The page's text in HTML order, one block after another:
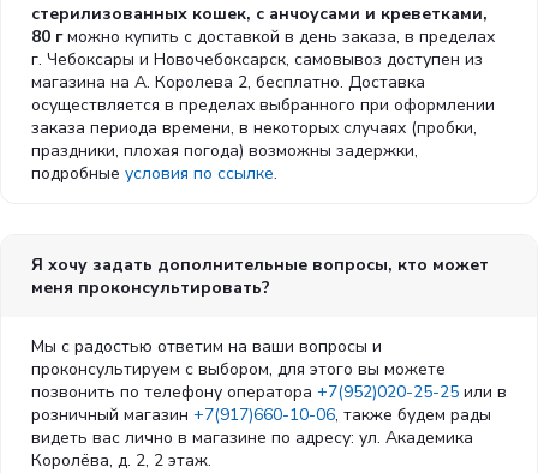
Содержание питательных веществ на 1 кг : сырой протеин
10,5%, сырой жир 4%, сырая клетчатка 0,3%, зола 1,5%,
влажность 80%.
Энергетическая ценность на 100 г: 92 ккал/385 кДж.
Добавленные вещества: витамин А - мин. 7500 МЕ/кг,
витамин D - мин. 500 МЕ/кг, витамин Е - мин. 20 мг/кг,
Условия хранени
Вскрытая упаковка хранится не более двух дней в
холодильнике.
Рекомендации по кормлению : рекомендуется 1 упаковка на
1 кг веса кошки в день. 1 упаковка - 2 порции по 40 г.
Суточная норма может варьироваться в зависимости от
индивидуальных потребностей животного. Подавайте корм
комнатной температуры. Всегда держите свежую воду в
миске вашего питомца!
стерилизованных кошек, с анчоусами и креветками,
80 гможно купить с доставкой в день заказа, в пределах
г. Чебоксары и Новочебоксарск, самовывоз доступен из
магазина на А. Королева 2, бесплатно. Доставка
осуществляется в пределах выбранного при оформлении
заказа периода времени, в некоторых случаях (пробки,
праздники, плохая погода) возможны задержки,
подробные условия по ссылке.
Я хочу задать дополнительные вопросы, кто может
меня проконсультировать?
Мы с радостью ответим на ваши вопросы и
проконсультируем с выбором, для этого вы можете
позвонить по телефону оператора +7(952)020-25-25 или в
розничный магазин +7(917)660-10-06, также будем рады
видеть вас лично в магазине по адресу: ул. Академика
Королёва, д. 2, 2 этаж.